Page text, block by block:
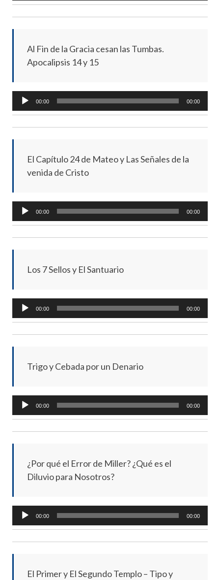
Al Fin de la Gracia cesan las Tumbas.
Apocalipsis 14 y 15
Audio
00:00 00:00
El Capítulo 24 de Mateo y Las Señales de la
venida de Cristo
Audio
00:00 00:00
Los 7 Sellos y El Santuario
Audio
00:00 00:00
Trigo y Cebada por un Denario
Audio
00:00 00:00
¿Por qué el Error de Miller? ¿Qué es el
Diluvio para Nosotros?
Audio
00:00 00:00
El Primer y El Segundo Templo – Tipo y